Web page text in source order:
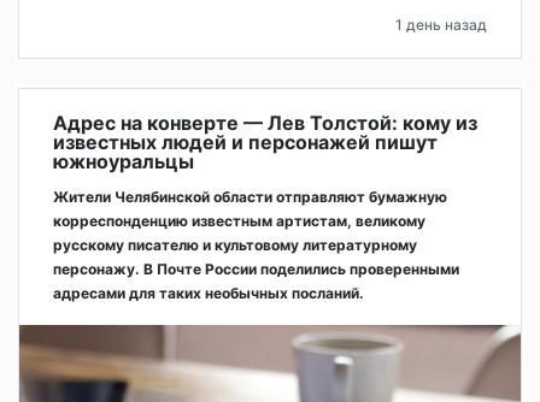
1 день назад
Адрес на конверте — Лев Толстой: кому из
известных людей и персонажей пишут
южноуральцы
Жители Челябинской области отправляют бумажную
корреспонденцию известным артистам, великому
русскому писателю и культовому литературному
персонажу. В Почте России поделились проверенными
адресами для таких необычных посланий.